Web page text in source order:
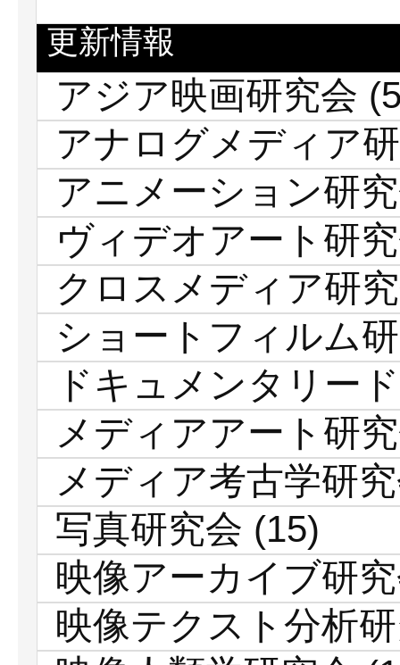
更新情報
アジア映画研究会
アナログメディア
アニメーション研
ヴィデオアート研
クロスメディア研
ショートフィルム
ドキュメンタリー
メディアアート研
メディア考古学研
写真研究会 (15)
映像アーカイブ研
映像テクスト分析